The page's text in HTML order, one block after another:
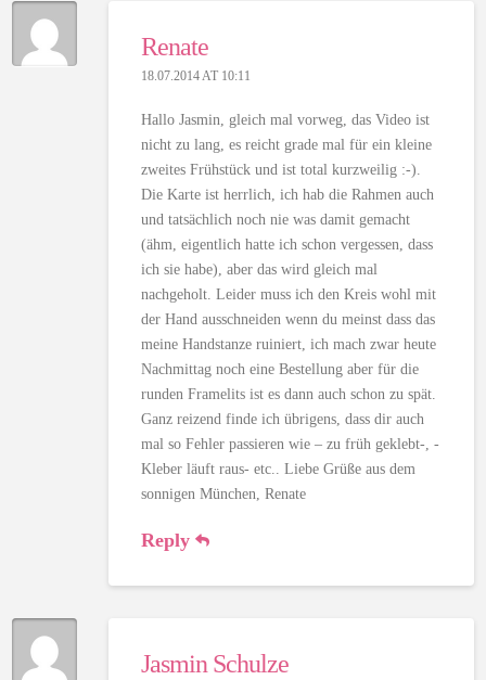
Renate
18.07.2014 AT 10:11
Hallo Jasmin, gleich mal vorweg, das Video ist
nicht zu lang, es reicht grade mal für ein kleine
zweites Frühstück und ist total kurzweilig :-).
Die Karte ist herrlich, ich hab die Rahmen auch
und tatsächlich noch nie was damit gemacht
(ähm, eigentlich hatte ich schon vergessen, dass
ich sie habe), aber das wird gleich mal
nachgeholt. Leider muss ich den Kreis wohl mit
der Hand ausschneiden wenn du meinst dass das
meine Handstanze ruiniert, ich mach zwar heute
Nachmittag noch eine Bestellung aber für die
runden Framelits ist es dann auch schon zu spät.
Ganz reizend finde ich übrigens, dass dir auch
mal so Fehler passieren wie – zu früh geklebt-, -
Kleber läuft raus- etc.. Liebe Grüße aus dem
sonnigen München, Renate
Reply
Jasmin Schulze